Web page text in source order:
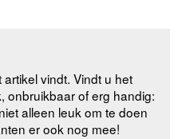
vindt. Vindt u het
onbruikbaar of erg handig:
alleen leuk om te doen
er ook nog mee!